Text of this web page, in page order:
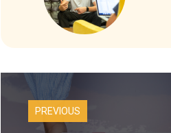
PREVIOUS